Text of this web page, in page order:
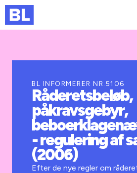
Kurser og arrangementer
Jobportalen
BL INFORMERER NR.5106
Råderetsbeløb,
påkravsgebyr,
- regulering af
(2006)
Efter de nye regler om